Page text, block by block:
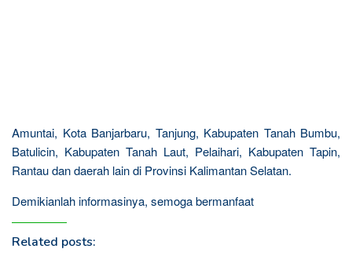
Amuntai, Kota Banjarbaru, Tanjung, Kabupaten Tanah Bumbu,
Batulicin, Kabupaten Tanah Laut, Pelaihari, Kabupaten Tapin,
Rantau dan daerah lain di Provinsi Kalimantan Selatan.
Demikianlah informasinya, semoga bermanfaat
Related posts: